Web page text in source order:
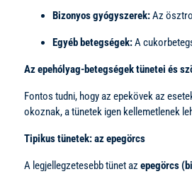
Bizonyos gyógyszerek:Az
Egyéb betegségek:A
Az epehólyag-betegségek tünetei és
Fontos tudni, hogy az epekövek az
okoznak, a tünetek igen kellemetlenek
Tipikus tünetek: az epegörcs
A legjellegzetesebb tünet az epegörcs